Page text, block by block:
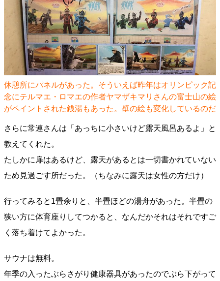
休憩所にパネルがあった。そういえば昨年はオリンピック記
念にテルマエ・ロマエの作者ヤマザキマリさんの富士山の絵
がペイントされた銭湯もあった。壁の絵も変化しているのだ
さらに常連さんは「あっちに小さいけど露天風呂あるよ」と
教えてくれた。
たしかに扉はあるけど、露天があるとは一切書かれていない
ため見過ごす所だった。（ちなみに露天は女性の方だけ）
行ってみると1畳余りと、半畳ほどの湯舟があった。半畳の
狭い方に体育座りしてつかると、なんだかそれはそれですご
く落ち着けてよかった。
サウナは無料。
年季の入ったぶらさがり健康器具があったのでぶら下がって